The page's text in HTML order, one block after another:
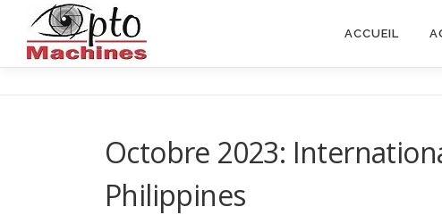
contenu
ACCUEIL
Octobre 2023:
Philippines